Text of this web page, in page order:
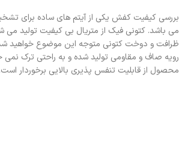
بررسی کیفیت کفش یکی از آیتم های ساده برای
می باشد. کتونی فیک از متریال بی کیفیت تولید
ظرافت و دوخت کتونی متوجه این موضوع خواهید شد.
رویه صاف و مقاومی تولید شده و به راحتی ترک نمی
محصول از قابلیت تنفس پذیری بالایی برخوردار است.